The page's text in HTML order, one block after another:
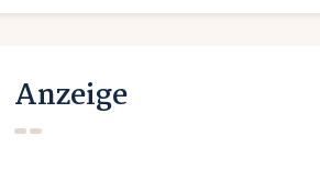
Anzeige